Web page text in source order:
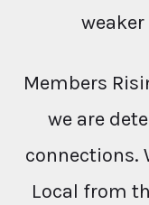
Members
we are
connections.
Local from